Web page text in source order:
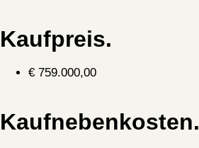
Kaufpreis.
€ 759.000,00
Kaufnebenkosten.